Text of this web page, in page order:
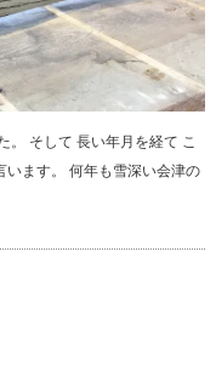
。 そして 長い年月を経て こ
ます。 何年も雪深い会津の